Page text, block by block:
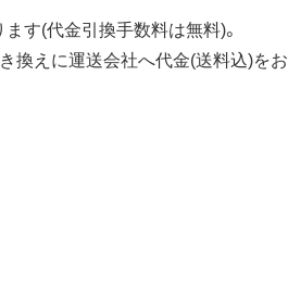
す(代金引換手数料は無料)。
換えに運送会社へ代金(送料込)をお